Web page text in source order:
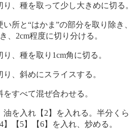
、種を取って少し大きめに切る。
所と“はかま”の部分を取り除き、
、2cm程度に切り分ける。
、種を取り1cm角に切る。
、斜めにスライスする。
すべて混ぜ合わせる。
を入れ【2】を入れる。半分くら
【5】【6】を入れ、炒める。